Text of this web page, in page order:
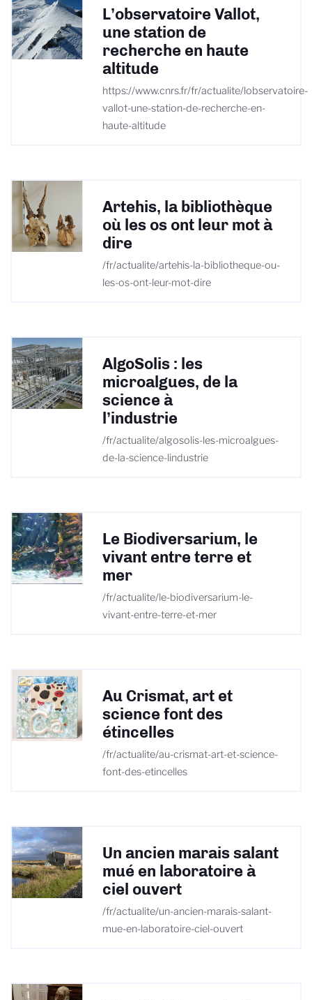
L’observatoire Vallot,
une station de
recherche en haute
altitude
https://www.cnrs.fr/fr/actualite/lobservatoire-
vallot-une-station-de-recherche-en-
haute-altitude
Artehis, la bibliothèque
où les os ont leur mot à
dire
/fr/actualite/artehis-la-bibliotheque-ou-
les-os-ont-leur-mot-dire
AlgoSolis : les
microalgues, de la
science à
l’industrie
/fr/actualite/algosolis-les-microalgues-
de-la-science-lindustrie
Le Biodiversarium, le
vivant entre terre et
mer
/fr/actualite/le-biodiversarium-le-
vivant-entre-terre-et-mer
Au Crismat, art et
science font des
étincelles
/fr/actualite/au-crismat-art-et-science-
font-des-etincelles
Un ancien marais salant
mué en laboratoire à
ciel ouvert
/fr/actualite/un-ancien-marais-salant-
mue-en-laboratoire-ciel-ouvert